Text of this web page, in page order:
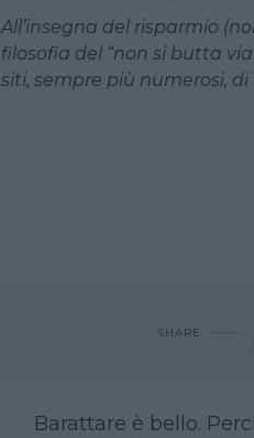
All’insegna del risparmio
filosofia del “non si butta
siti, sempre più numerosi,
SHARE
Barattare è bello.